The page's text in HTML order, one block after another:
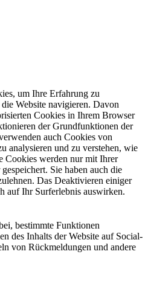
um Ihre Erfahrung zu
Website navigieren. Davon
Cookies in Ihrem Browser
der Grundfunktionen der
auch Cookies von
analysieren und zu verstehen, wie
Cookies werden nur mit Ihrer
Sie haben auch die
Das Deaktivieren einiger
auf Ihr Surferlebnis auswirken.
bestimmte Funktionen
des Inhalts der Website auf Social-
von Rückmeldungen und andere